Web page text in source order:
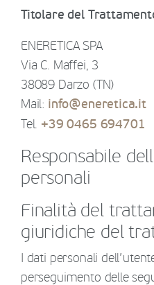
Titolare del
ENERETICA SPA
Via C. Maffei, 3
38089 Darzo (TN)
Mail: info@eneretica.it
Tel. +39 0465 694701
Responsabile
personali
Finalità del
giuridiche del
I dati personali
perseguimento delle